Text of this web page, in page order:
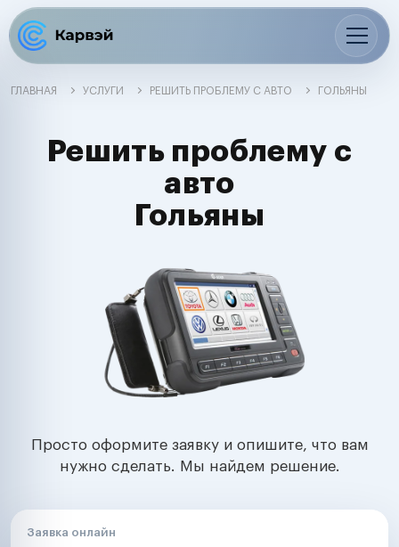
ГЛАВНАЯ УСЛУГИ РЕШИТЬ ПРОБЛЕМУ С АВТО ГОЛЬЯНЫ
Решить проблему с
авто
Гольяны
Просто оформите заявку и опишите, что вам
нужно сделать. Мы найдем решение.
Заявка онлайн